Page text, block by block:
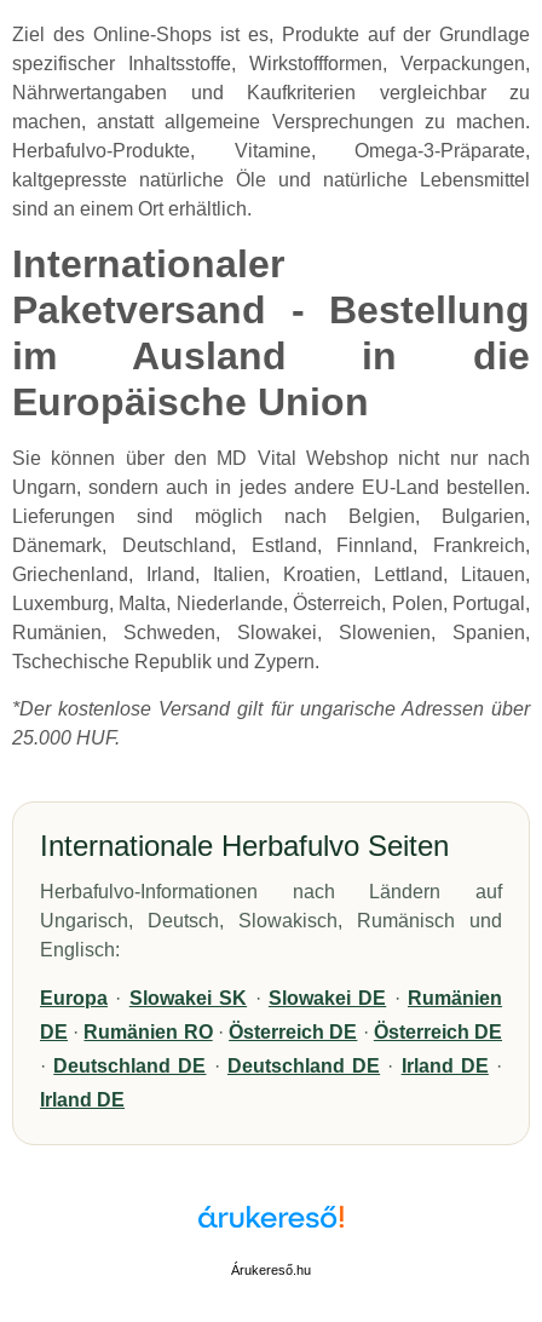
Ziel des Online-Shops ist es, Produkte auf der Grundlage
spezifischer Inhaltsstoffe, Wirkstoffformen, Verpackungen,
Nährwertangaben und Kaufkriterien vergleichbar zu
machen, anstatt allgemeine Versprechungen zu machen.
Herbafulvo-Produkte, Vitamine, Omega-3-Präparate,
kaltgepresste natürliche Öle und natürliche Lebensmittel
sind an einem Ort erhältlich.
Internationaler
Paketversand - Bestellung
im Ausland in die
Europäische Union
Sie können über den MD Vital Webshop nicht nur nach
Ungarn, sondern auch in jedes andere EU-Land bestellen.
Lieferungen sind möglich nach Belgien, Bulgarien,
Dänemark, Deutschland, Estland, Finnland, Frankreich,
Griechenland, Irland, Italien, Kroatien, Lettland, Litauen,
Luxemburg, Malta, Niederlande, Österreich, Polen, Portugal,
Rumänien, Schweden, Slowakei, Slowenien, Spanien,
Tschechische Republik und Zypern.
*Der kostenlose Versand gilt für ungarische Adressen über
25.000 HUF.
Internationale Herbafulvo Seiten
Herbafulvo-Informationen nach Ländern auf
Ungarisch, Deutsch, Slowakisch, Rumänisch und
Englisch:
Europa · Slowakei SK · Slowakei DE · Rumänien
DE · Rumänien RO·Österreich DE · Österreich DE
· Deutschland DE · Deutschland DE · Irland DE ·
Irland DE
Árukereső.hu